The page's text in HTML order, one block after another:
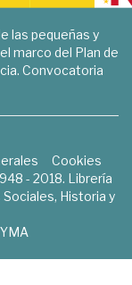
las pequeñas y
marco del Plan de
Convocatoria
Cookies
- 2018. Librería
Historia y